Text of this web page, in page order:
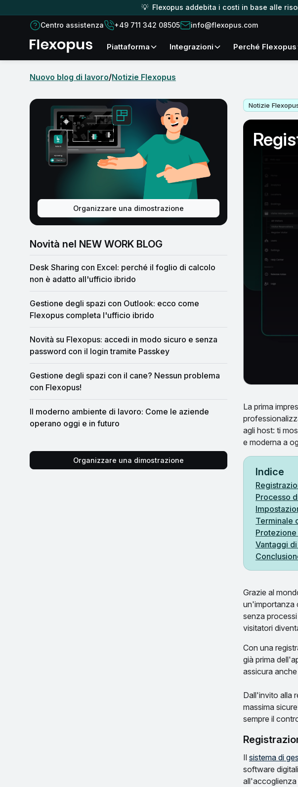
💡 Flexopus addebita i costi in base alle
Centro assistenza +49 711 342 08505 info@flexopus.com
piattaforma Integrazioni Perché Flexopus
Nuovo blog di lavoro/Notizie Flexopus
Organizzare una dimostrazione
Novità nel NEW WORK BLOG
Desk Sharing con Excel: perché il foglio di calcolo
non è adatto all'ufficio ibrido
Gestione degli spazi con Outlook: ecco come
Flexopus completa l'ufficio ibrido
Novità su Flexopus: accedi in modo sicuro e senza
password con il login tramite Passkey
Gestione degli spazi con il cane? Nessun problema
con Flexopus!
Il moderno ambiente di lavoro: Come le aziende
operano oggi e in futuro
Organizzare una dimostrazione
Notizie
La prima
agli host: ti
e moderna a
Indice
Processo
Terminale
Vantaggi
Grazie al
un'importanza
senza
visitatori
Con una
già prima
assicura
Dall'invito alla
massima
sempre il
Il sistema di
software
all'accoglienza